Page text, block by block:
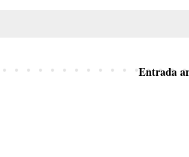
Entrada